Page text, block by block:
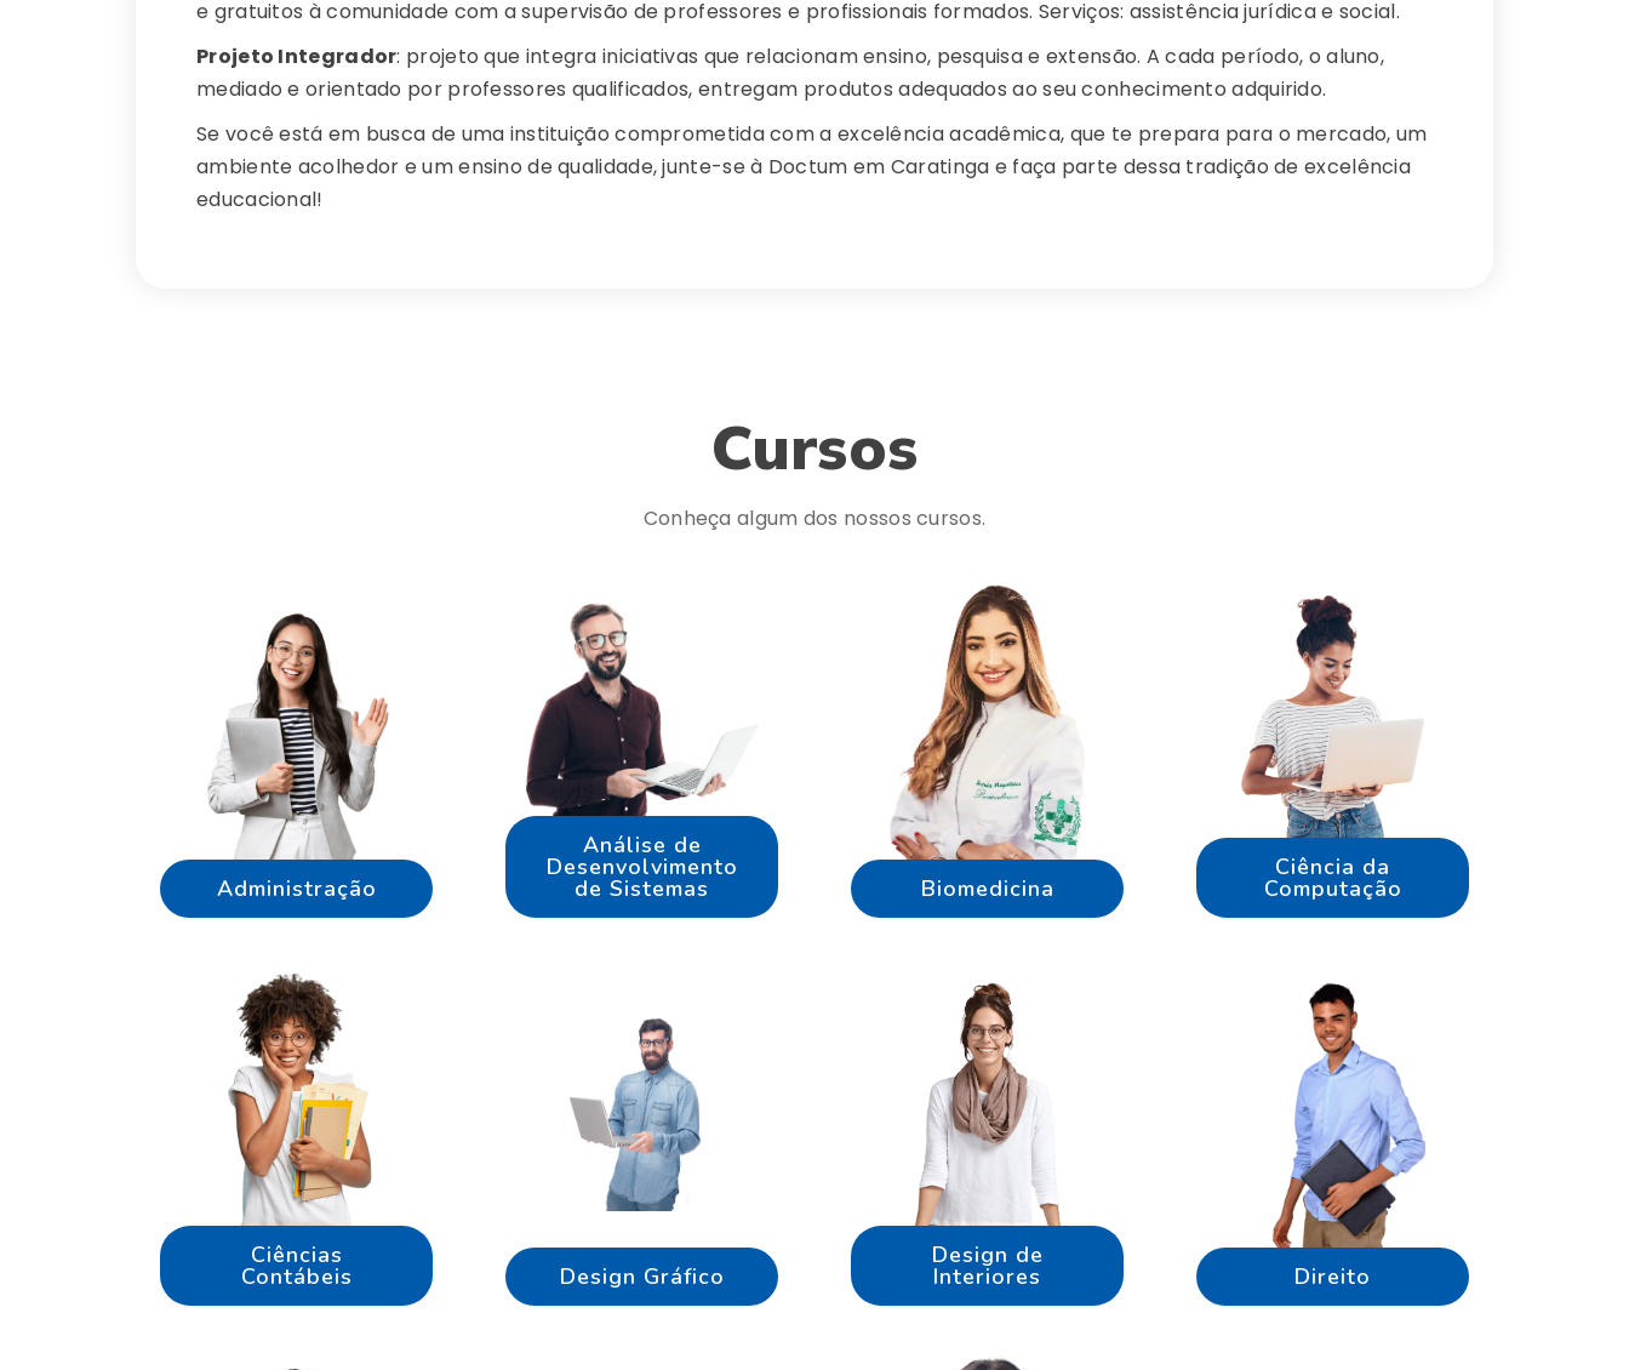
e gratuitos à comunidade com a supervisão de professores e profissionais formados. Serviços: assistência jurídica e social.
Projeto Integrador: projeto que integra iniciativas que relacionam ensino, pesquisa e extensão. A cada período, o aluno,
mediado e orientado por professores qualificados, entregam produtos adequados ao seu conhecimento adquirido.
Se você está em busca de uma instituição comprometida com a excelência acadêmica, que te prepara para o mercado, um
ambiente acolhedor e um ensino de qualidade, junte-se à Doctum em Caratinga e faça parte dessa tradição de excelência
educacional!
Cursos
Conheça algum dos nossos cursos.
Administração
Análise de
Desenvolvimento
de Sistemas Biomedicina
Ciência da
Computação
Ciências
Contábeis Design Gráfico
Design de
Interiores Direito